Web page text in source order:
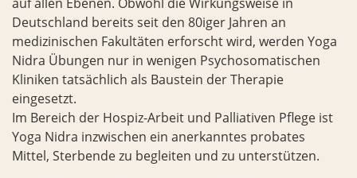
Deutschland bereits seit den 80iger Jahren an
medizinischen Fakultäten erforscht wird, werden Yoga
Nidra Übungen nur in wenigen Psychosomatischen
Kliniken tatsächlich als Baustein der Therapie
eingesetzt.
Im Bereich der Hospiz-Arbeit und Palliativen Pflege ist
Yoga Nidra inzwischen ein anerkanntes probates
Mittel, Sterbende zu begleiten und zu unterstützen.